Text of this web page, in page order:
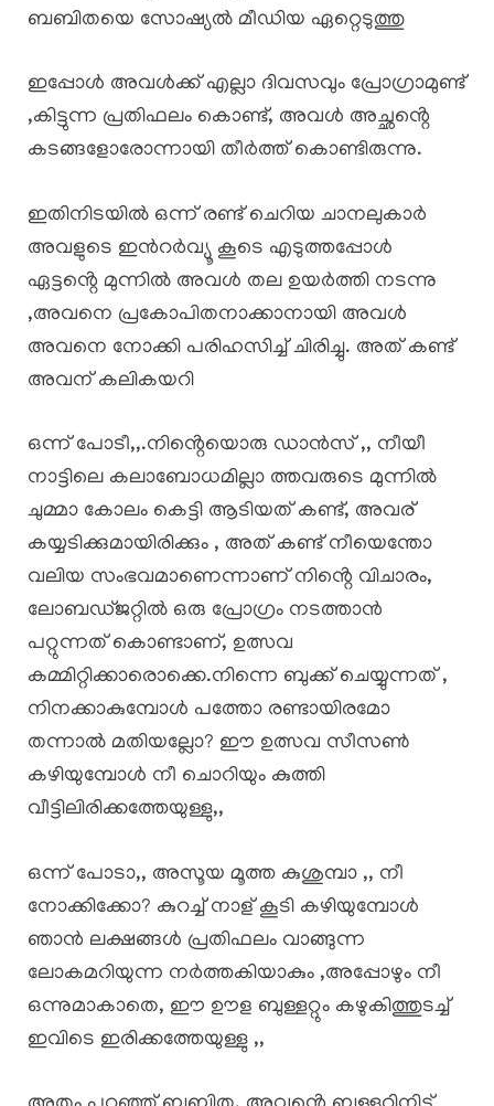
ബബിതയെ സോഷ്യൽ മീഡിയ ഏറ്റെടുത്തു
ഇപ്പോൾ അവൾക്ക് എല്ലാ ദിവസവും പ്രോഗ്രാമുണ്ട്
,കിട്ടുന്ന പ്രതിഫലം കൊണ്ട്, അവൾ അച്ഛൻ്റെ
കടങ്ങളോരോന്നായി തീർത്ത് കൊണ്ടിരുന്നു.
ഇതിനിടയിൽ ഒന്ന് രണ്ട് ചെറിയ ചാനലുകാർ
അവളുടെ ഇൻറർവ്യൂ കൂടെ എടുത്തപ്പോൾ
ഏട്ടൻ്റെ മുന്നിൽ അവൾ തല ഉയർത്തി നടന്നു
,അവനെ പ്രകോപിതനാക്കാനായി അവൾ
അവനെ നോക്കി പരിഹസിച്ച് ചിരിച്ചു. അത് കണ്ട്
അവന് കലികയറി
ഒന്ന് പോടീ,,.നിൻ്റെയൊരു ഡാൻസ് ,, നീയീ
നാട്ടിലെ കലാബോധമില്ലാ ത്തവരുടെ മുന്നിൽ
ചുമ്മാ കോലം കെട്ടി ആടിയത് കണ്ട്, അവര്
കയ്യടിക്കുമായിരിക്കും , അത് കണ്ട് നീയെന്തോ
വലിയ സംഭവമാണെന്നാണ് നിൻ്റെ വിചാരം,
ലോബഡ്ജറ്റിൽ ഒരു പ്രോഗ്രം നടത്താൻ
പറ്റുന്നത് കൊണ്ടാണ്, ഉത്സവ
കമ്മിറ്റിക്കാരൊക്കെ.നിന്നെ ബുക്ക് ചെയ്യുന്നത് ,
നിനക്കാകുമ്പോൾ പത്തോ രണ്ടായിരമോ
തന്നാൽ മതിയല്ലോ? ഈ ഉത്സവ സീസൺ
കഴിയുമ്പോൾ നീ ചൊറിയും കുത്തി
വീട്ടിലിരിക്കത്തേയുള്ളു,,
ഒന്ന് പോടാ,, അസൂയ മൂത്ത കുശുമ്പാ ,, നീ
നോക്കിക്കോ? കുറച്ച് നാള് കൂടി കഴിയുമ്പോൾ
ഞാൻ ലക്ഷങ്ങൾ പ്രതിഫലം വാങ്ങുന്ന
ലോകമറിയുന്ന നർത്തകിയാകും ,അപ്പോഴും നീ
ഒന്നുമാകാതെ, ഈ ഊള ബുള്ളറ്റും കഴുകിത്തുടച്ച്
ഇവിടെ ഇരിക്കത്തേയുള്ളു ,,